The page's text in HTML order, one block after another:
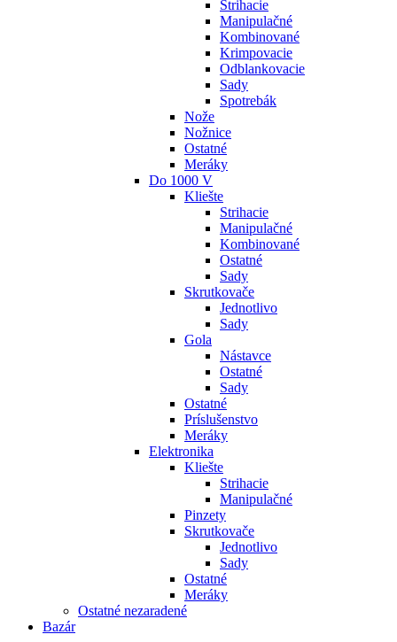
Strihacie
Manipulačné
Kombinované
Krimpovacie
Odblankovacie
Sady
Spotrebák
Nože
Nožnice
Ostatné
Meráky
Do 1000 V
Kliešte
Strihacie
Manipulačné
Kombinované
Ostatné
Sady
Skrutkovače
Jednotlivo
Sady
Gola
Nástavce
Ostatné
Sady
Ostatné
Príslušenstvo
Meráky
Elektronika
Kliešte
Strihacie
Manipulačné
Pinzety
Skrutkovače
Jednotlivo
Sady
Ostatné
Meráky
Ostatné nezaradené
Bazár